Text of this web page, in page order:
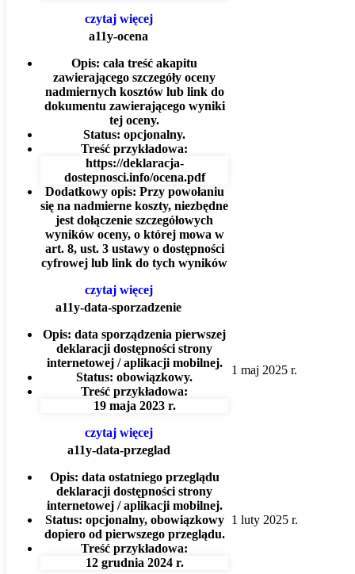
czytaj więcej
a11y-ocena
Opis: cała treść akapitu
zawierającego szczegóły oceny
nadmiernych kosztów lub link do
dokumentu zawierającego wyniki
tej oceny.
Status: opcjonalny.
Treść przykładowa:
https://deklaracja-
dostepnosci.info/ocena.pdf
Dodatkowy opis: Przy powołaniu
się na nadmierne koszty, niezbędne
jest dołączenie szczegółowych
wyników oceny, o której mowa w
art. 8, ust. 3 ustawy o dostępności
cyfrowej lub link do tych wyników
czytaj więcej
a11y-data-sporzadzenie
Opis: data sporządzenia pierwszej
deklaracji dostępności strony
internetowej / aplikacji mobilnej.
Status: obowiązkowy.
Treść przykładowa:
19 maja 2023 r.
czytaj więcej
1 maj 2025 r.
a11y-data-przeglad
Opis: data ostatniego przeglądu
deklaracji dostępności strony
internetowej / aplikacji mobilnej.
Status: opcjonalny, obowiązkowy
dopiero od pierwszego przeglądu.
Treść przykładowa:
12 grudnia 2024 r.
1 luty 2025 r.